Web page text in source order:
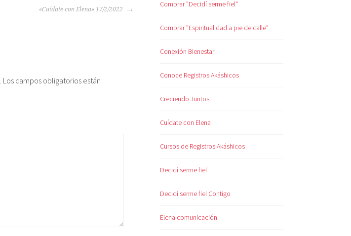
«Cuídate con Elena» 17/2/2022
Los campos obligatorios están
Comprar "Decidí serme fiel"
Comprar "Espiritualidad a pie de calle"
Conexión Bienestar
Conoce Registros Akáshicos
Creciendo Juntos
Cuídate con Elena
Cursos de Registros Akáshicos
Decidí serme fiel
Decidí serme fiel Contigo
Elena comunicación